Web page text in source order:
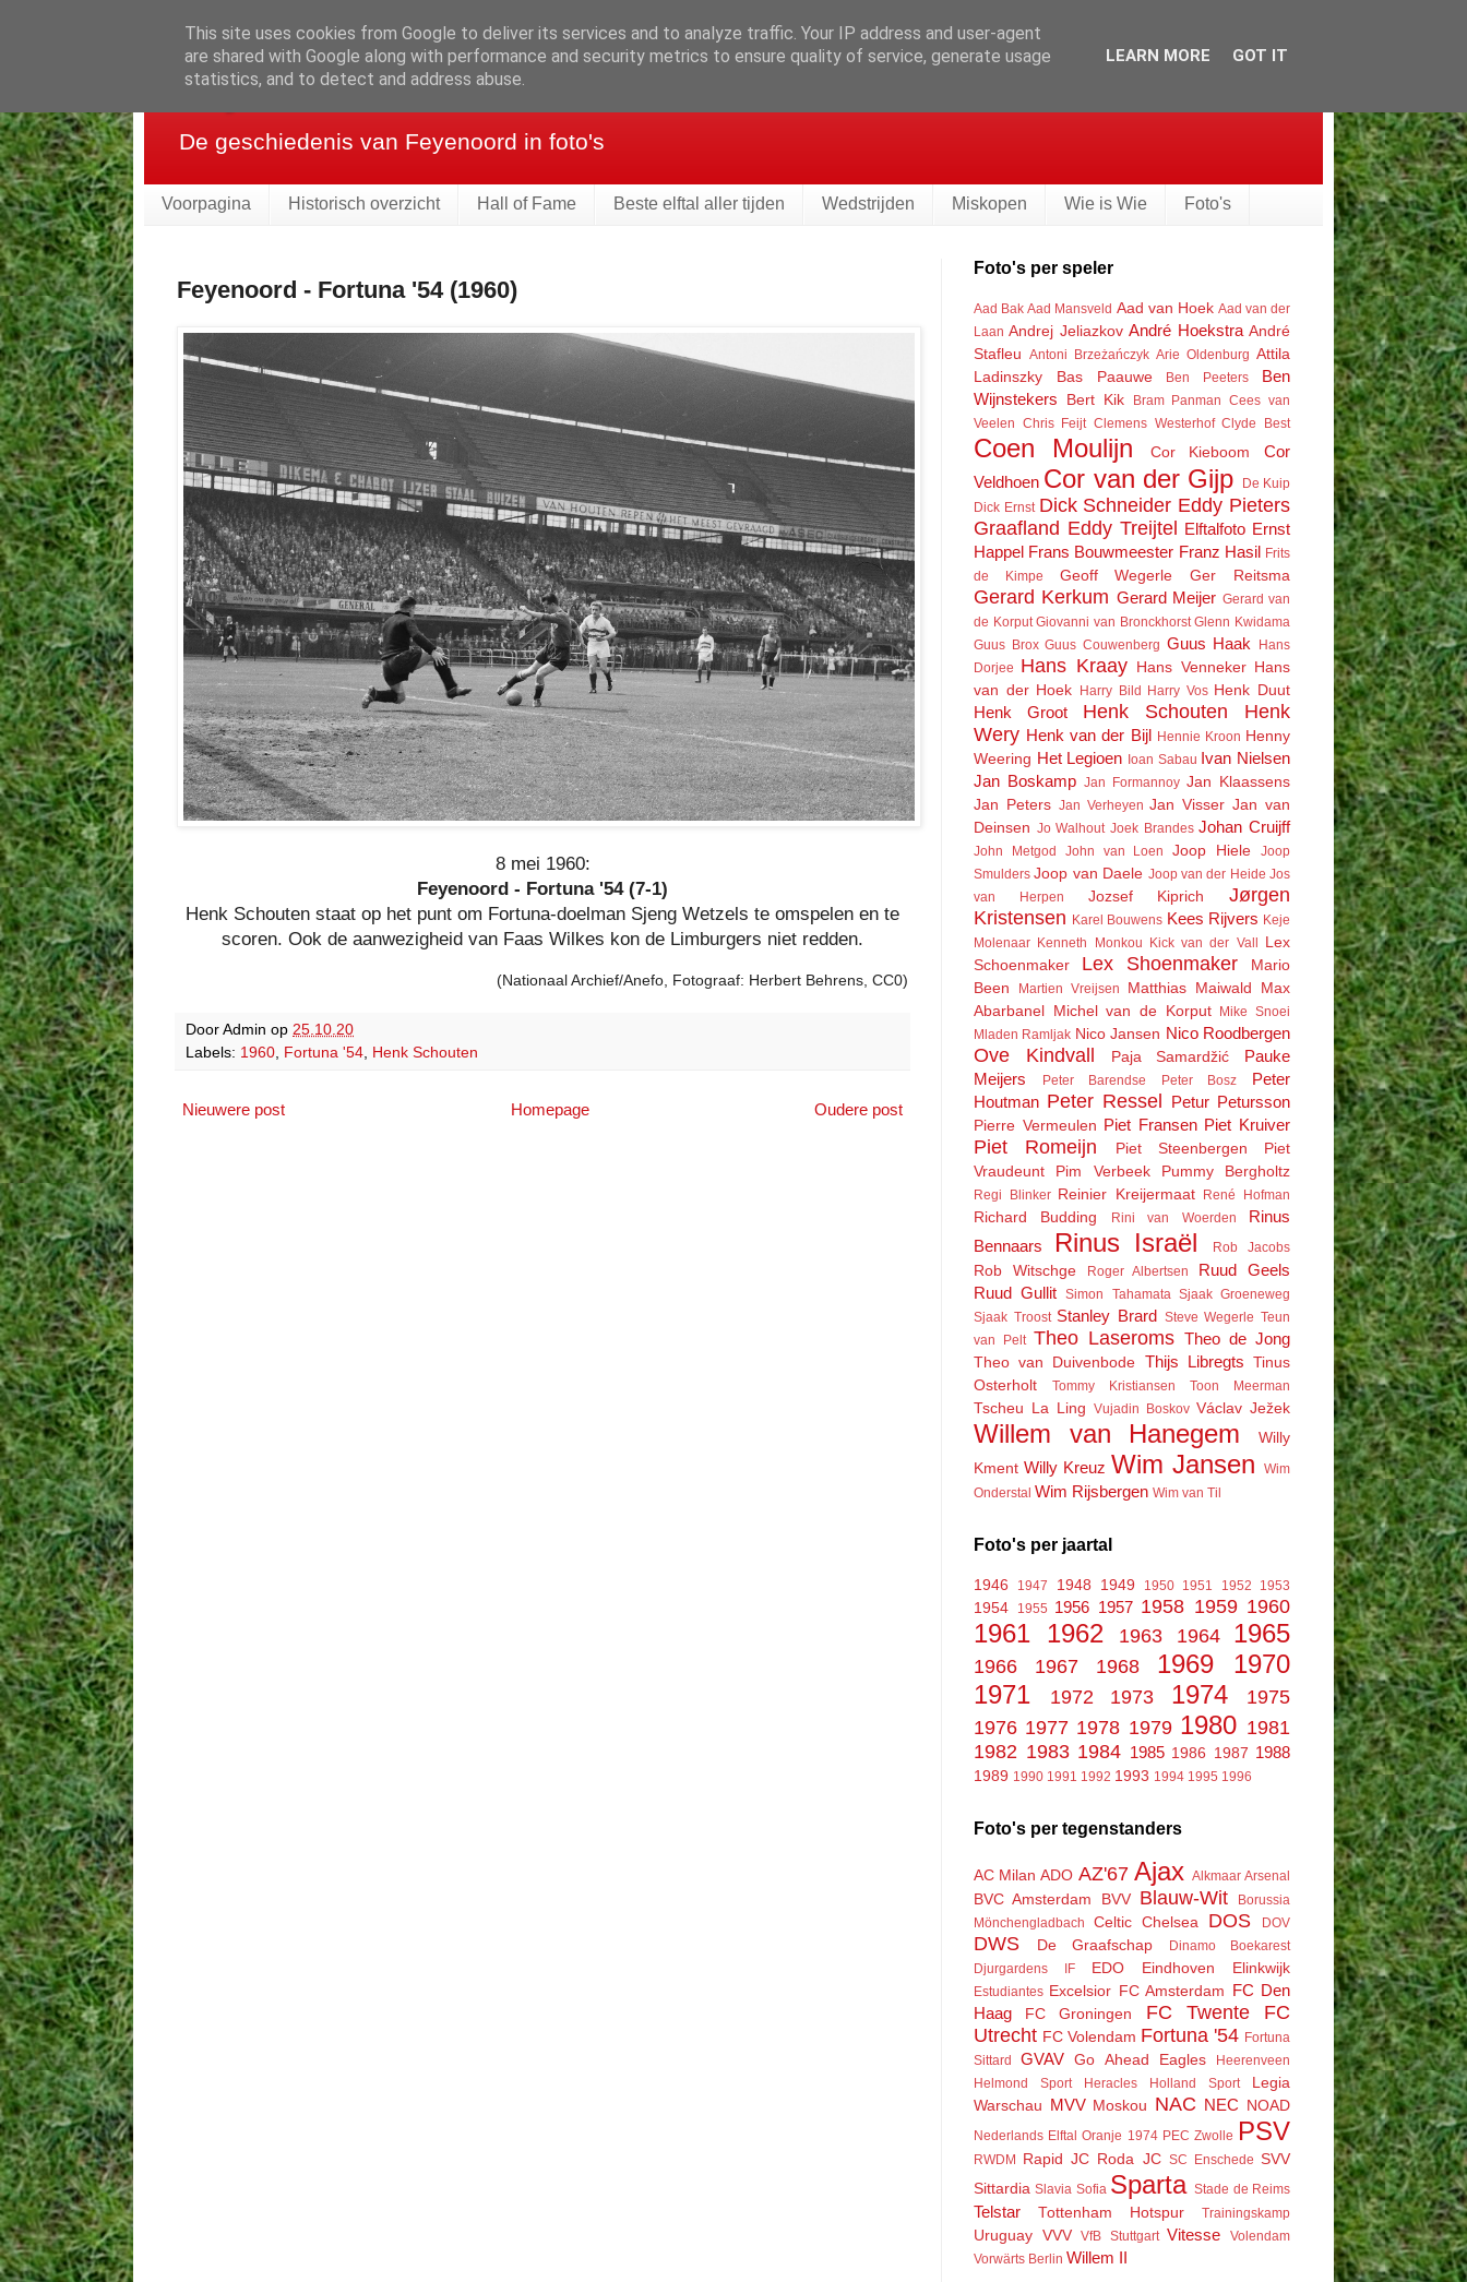
Feyenoord in beeld
De geschiedenis van Feyenoord in foto's
Voorpagina Historisch overzicht Hall of Fame Beste elftal aller tijden Wedstrijden Miskopen Wie is Wie Foto's
Feyenoord - Fortuna '54 (1960)
8 mei 1960:
Feyenoord - Fortuna '54 (7-1)
Henk Schouten staat op het punt om Fortuna-doelman Sjeng Wetzels te omspelen en te
scoren. Ook de aanwezigheid van Faas Wilkes kon de Limburgers niet redden.
(Nationaal Archief/Anefo, Fotograaf: Herbert Behrens, CC0)
Door Admin op 25.10.20
Labels: 1960 Fortuna '54 Henk Schouten
Nieuwere post Oudere post
Homepage
Foto's per speler
Aad Bak Aad Mansveld Aad van Hoek Aad van der
Laan Andrej Jeliazkov André Hoekstra André
Stafleu Antoni Brzeżańczyk Arie Oldenburg Attila
Ladinszky
Bas Paauwe Ben Peeters
Ben
Wijnstekers
Bert Kik Bram Panman Cees van
Veelen Chris Feijt Clemens Westerhof Clyde Best
Coen Moulijn Cor Kieboom
Cor
Veldhoen Cor van der Gijp
De Kuip
Dick Ernst Dick Schneider Eddy Pieters
Graafland Eddy Treijtel Elftalfoto Ernst
Happel Frans Bouwmeester Franz Hasil Frits
de Kimpe
Geoff Wegerle Ger Reitsma
Gerard Kerkum Gerard Meijer Gerard van
de Korput Giovanni van Bronckhorst Glenn Kwidama
Guus Brox Guus Couwenberg Guus Haak
Hans
Dorjee Hans Kraay Hans Venneker Hans
van der Hoek Harry Bild Harry Vos Henk Duut
Henk Groot Henk Schouten
Henk
Wery Henk van der Bijl Hennie Kroon Henny
Weering Het Legioen Ioan Sabau Ivan Nielsen
Jan Boskamp Jan Formannoy Jan Klaassens
Jan Peters Jan Verheyen Jan Visser Jan van
Deinsen Jo Walhout Joek Brandes Johan Cruijff
John Metgod John van Loen Joop Hiele
Joop
Smulders Joop van Daele Joop van der Heide Jos
van Herpen
Jozsef Kiprich
Jørgen
Kristensen Karel Bouwens Kees Rijvers Keje
Molenaar Kenneth Monkou Kick van der Vall Lex
Schoenmaker
Lex Shoenmaker
Mario
Been
Martien Vreijsen Matthias Maiwald
Max
Abarbanel Michel van de Korput Mike Snoei
Mladen Ramljak Nico Jansen Nico Roodbergen
Ove Kindvall Paja Samardžić
Pauke
Meijers
Peter Barendse Peter Bosz
Peter
Houtman Peter Ressel Petur Petursson
Pierre Vermeulen Piet Fransen Piet Kruiver
Piet Romeijn Piet Steenbergen
Piet
Vraudeunt
Pim Verbeek Pummy Bergholtz
Regi Blinker Reinier Kreijermaat René Hofman
Richard Budding Rini van Woerden
Rinus
Bennaars
Rinus Israël Rob Jacobs
Rob Witschge Roger Albertsen
Ruud Geels
Ruud Gullit
Simon Tahamata Sjaak Groeneweg
Sjaak Troost Stanley Brard Steve Wegerle Teun
van Pelt Theo Laseroms Theo de Jong
Theo van Duivenbode Thijs Libregts
Tinus
Osterholt
Tommy Kristiansen Toon Meerman
Tscheu La Ling Vujadin Boskov Václav Ježek
Willem van Hanegem
Willy
Kment Willy Kreuz Wim Jansen
Wim
Onderstal Wim Rijsbergen Wim van Til
Foto's per jaartal
1946 1947 1948 1949 1950 1951 1952 1953
1954 1955 1956 1957 1958 1959 1960
1961 1962 1963 1964 1965
1966 1967 1968 1969
1970
1971
1972 1973 1974
1975
1976 1977 1978 1979 1980 1981
1982 1983 1984 1985 1986 1987 1988
1989 1990 1991 1992 1993 1994 1995 1996
Foto's per tegenstanders
AC Milan ADO AZ'67 Ajax Alkmaar Arsenal
BVC Amsterdam BVV Blauw-Wit
Borussia
Mönchengladbach
Celtic Chelsea DOS DOV
DWS De Graafschap
Dinamo Boekarest
Djurgardens IF
EDO Eindhoven Elinkwijk
Estudiantes Excelsior FC Amsterdam FC Den
Haag
FC Groningen FC Twente
FC
Utrecht FC Volendam Fortuna '54 Fortuna
Sittard
GVAV Go Ahead Eagles
Heerenveen
Helmond Sport
Heracles Holland Sport
Legia
Warschau MVV Moskou NAC NEC NOAD
Nederlands Elftal Oranje 1974 PEC Zwolle PSV
RWDM Rapid JC Roda JC SC Enschede SVV
Sittardia Slavia Sofia Sparta Stade de Reims
Telstar Tottenham Hotspur Trainingskamp
Uruguay VVV VfB Stuttgart Vitesse
Volendam
Vorwärts Berlin Willem II
This site uses cookies from Google to deliver its services and to analyze traffic. Your IP address and user-agent
are shared with Google along with performance and security metrics to ensure quality of service, generate usage
statistics, and to detect and address abuse.
LEARN MORE GOT IT